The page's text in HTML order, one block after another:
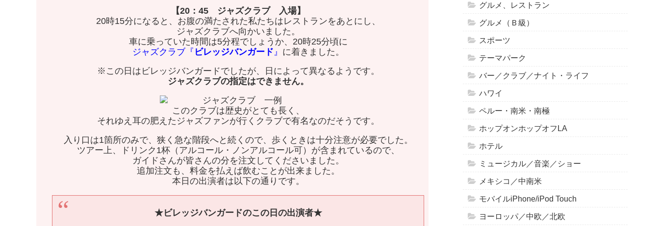
【20：45 ジャズクラブ 入場】
20時15分になると、お腹の満たされた私たちはレストランをあとにし、
ジャズクラブへ向かいました。
車に乗っていた時間は5分程でしょうか、20時25分頃に
ジャズクラブ『 ビレッジバンガード 』 に着きました。
※この日はビレッジバンガードでしたが、日によって異なるようです。
ジャズクラブの指定はできません。
このクラブは歴史がとても長く、
それゆえ耳の肥えたジャズファンが行くクラブで有名なのだそうです。
入り口は1箇所のみで、狭く急な階段へと続くので、歩くときは十分注意が必要でした。
ツアー上、ドリンク1杯（アルコール・ノンアルコール可）が含まれているので、
ガイドさんが皆さんの分を注文してくださいました。
追加注文も、料金を払えば飲むことが出来ました。
本日の出演者は以下の通りです。
★ビレッジバンガードのこの日の出演者★
グルメ、レストラン
グルメ（Ｂ級）
スポーツ
テーマパーク
バー／クラブ／ナイト・ライフ
ハワイ
ペルー・南米・南極
ホップオンホップオフLA
ホテル
ミュージカル／音楽／ショー
メキシコ／中南米
モバイルiPhone/iPod Touch
ヨーロッパ／中欧／北欧